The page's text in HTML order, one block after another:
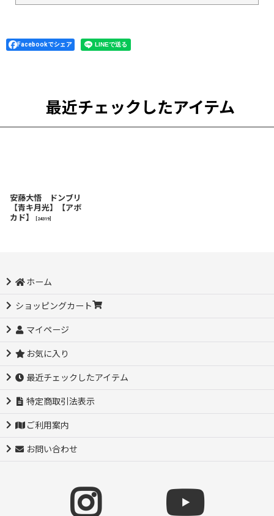
Facebookでシェア
最近チェックしたアイテム
安藤大悟 ドンブリ
【青キ月光】【アボ
カド】
24319
ホーム
ショッピングカート
マイページ
お気に入り
最近チェックしたアイテム
特定商取引法表示
ご利用案内
お問い合わせ